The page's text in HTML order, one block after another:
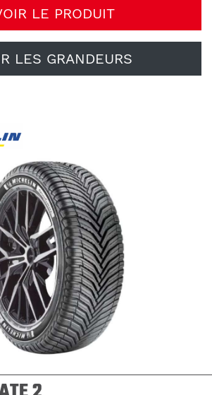
LE PRODUIT
LES GRANDEURS